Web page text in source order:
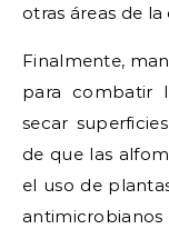
otras áreas de la
Finalmente,
para combatir
secar
de que las
el uso de